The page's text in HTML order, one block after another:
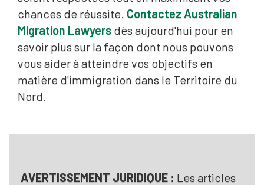
chances de réussite. Contactez Australian
Migration Lawyers dès aujourd'hui pour en
savoir plus sur la façon dont nous pouvons
vous aider à atteindre vos objectifs en
matière d'immigration dans le Territoire du
Nord.
AVERTISSEMENT JURIDIQUE : Les articles